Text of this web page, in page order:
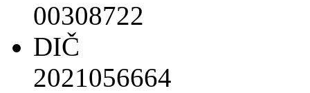
00308722
DIČ
2021056664